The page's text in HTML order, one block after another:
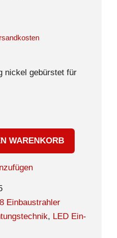
nickel gebürstet für
WARENKORB
Einbaustrahler
, LED Ein-